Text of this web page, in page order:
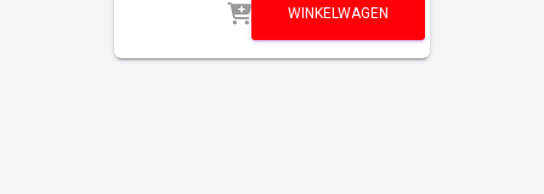
WINKELWAGEN